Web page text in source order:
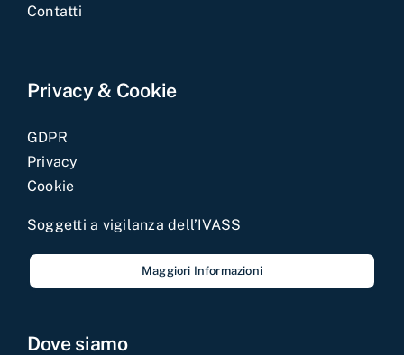
Contatti
Privacy & Cookie
GDPR
Privacy
Cookie
Soggetti a vigilanza dell’IVASS
Maggiori Informazioni
Dove siamo